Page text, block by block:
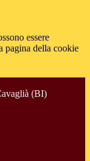
essere
pagina della cookie
(BI)